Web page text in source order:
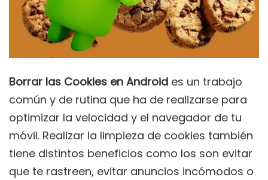
Borrar las Cookies en Android es un trabajo
común y de rutina que ha de realizarse para
optimizar la velocidad y el navegador de tu
móvil. Realizar la limpieza de cookies también
tiene distintos beneficios como los son evitar
que te rastreen, evitar anuncios incómodos o